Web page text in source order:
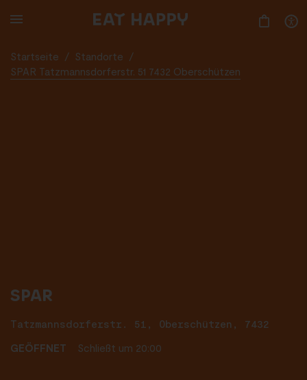
TO
Startseite / Standorte
/
SPAR Tatzmannsdorferstr. 51 7432 Oberschützen
SPAR
Tatzmannsdorferstr. 51, Oberschützen, 7432
GEÖFFNET
Schließt um 20:00